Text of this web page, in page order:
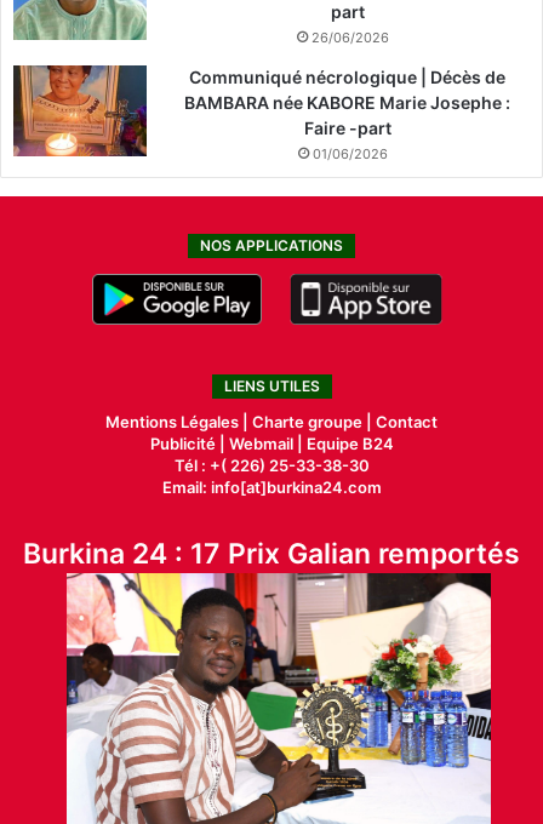
part
26/06/2026
Communiqué nécrologique | Décès de
BAMBARA née KABORE Marie Josephe :
Faire -part
01/06/2026
NOS APPLICATIONS
LIENS UTILES
Mentions Légales | Charte groupe | Contact
Publicité| Webmail |
Equipe B24
Tél : +( 226) 25-33-38-30
Email: info[at]burkina24.com
Burkina 24 : 17 Prix Galian remportés